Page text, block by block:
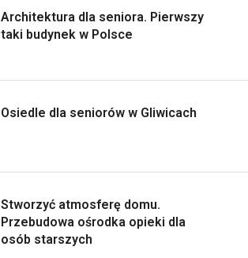
Architektura dla seniora. Pierwszy
taki budynek w Polsce
Osiedle dla seniorów w Gliwicach
Stworzyć atmosferę domu.
Przebudowa ośrodka opieki dla
osób starszych